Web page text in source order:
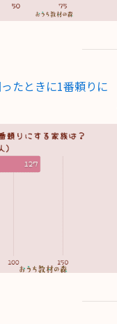
たときに1番頼りに